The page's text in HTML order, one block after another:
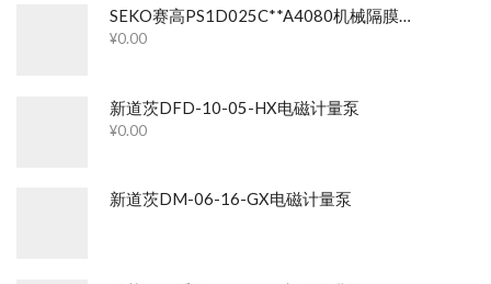
SEKO赛高PS1D025C**A4080机械隔膜计量泵
¥0.00
新道茨DFD-10-05-HX电磁计量泵
¥0.00
新道茨DM-06-16-GX电磁计量泵